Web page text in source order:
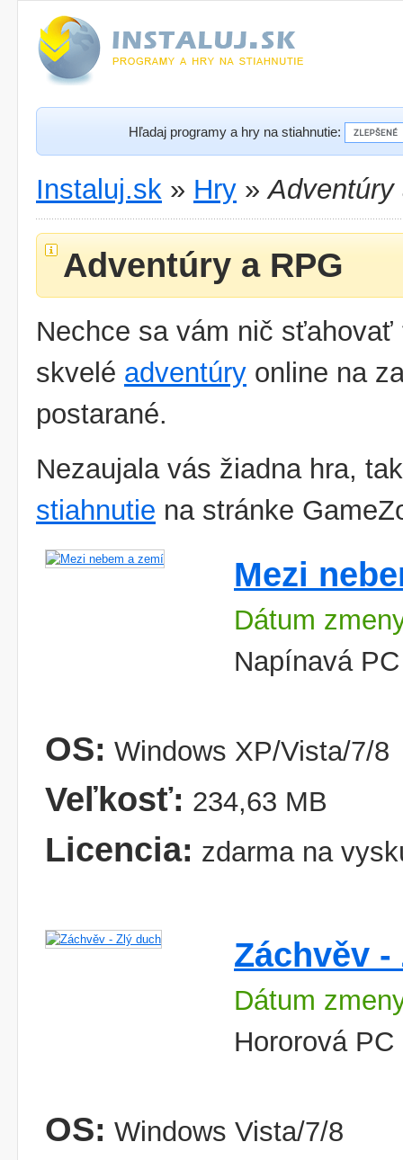
Hľadaj programy a hry na stiahnutie:
Instaluj.sk » Hry »Adventúry
Adventúry a RPG
Nechce sa vám nič
skvelé adventúry online na
postarané.
Nezaujala vás žiadna hra,
stiahnutie na stránke
Mezi
Dátum
Napínavá
OS: Windows XP/Vista/7/8
Veľkosť: 234,63 MB
Licencia: zdarma na
Záchvěv
Dátum
Hororová
OS: Windows Vista/7/8